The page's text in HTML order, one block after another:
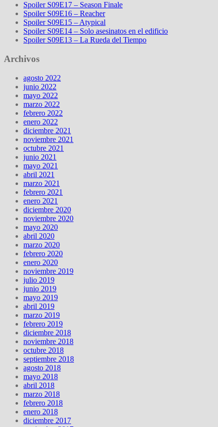
Spoiler S09E17 – Season Finale
Spoiler S09E16 – Reacher
Spoiler S09E15 – Atypical
Spoiler S09E14 – Solo asesinatos en el edificio
Spoiler S09E13 – La Rueda del Tiempo
Archivos
agosto 2022
junio 2022
mayo 2022
marzo 2022
febrero 2022
enero 2022
diciembre 2021
noviembre 2021
octubre 2021
junio 2021
mayo 2021
abril 2021
marzo 2021
febrero 2021
enero 2021
diciembre 2020
noviembre 2020
mayo 2020
abril 2020
marzo 2020
febrero 2020
enero 2020
noviembre 2019
julio 2019
junio 2019
mayo 2019
abril 2019
marzo 2019
febrero 2019
diciembre 2018
noviembre 2018
octubre 2018
septiembre 2018
agosto 2018
mayo 2018
abril 2018
marzo 2018
febrero 2018
enero 2018
diciembre 2017